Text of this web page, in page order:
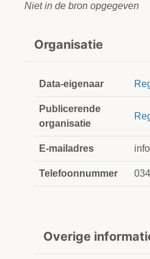
Niet in de bron opgegeven
Organisatie
Data-eigenaar
Publicerende
organisatie
E-mailadres
Telefoonnummer
Overige